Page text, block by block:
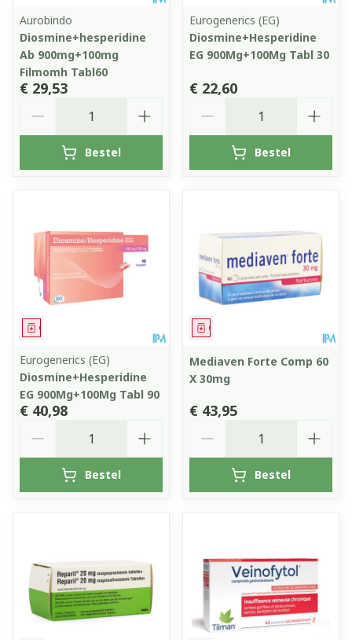
Aurobindo
Diosmine+hesperidine
Ab 900mg+100mg
Filmomh Tabl60
€ 29,53
Bestel
Eurogenerics (EG)
Diosmine+Hesperidine
EG 900Mg+100Mg Tabl 30
€ 22,60
Bestel
Geneesmiddel
Eurogenerics (EG)
Diosmine+Hesperidine
EG 900Mg+100Mg Tabl 90
€ 40,98
Bestel
Geneesmiddel
Mediaven Forte Comp 60
X 30mg
€ 43,95
Bestel